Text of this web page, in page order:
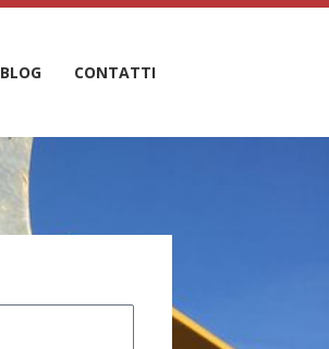
BLOG CONTATTI